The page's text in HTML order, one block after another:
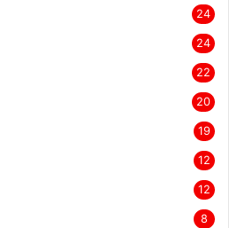
24
24
22
20
19
12
12
8